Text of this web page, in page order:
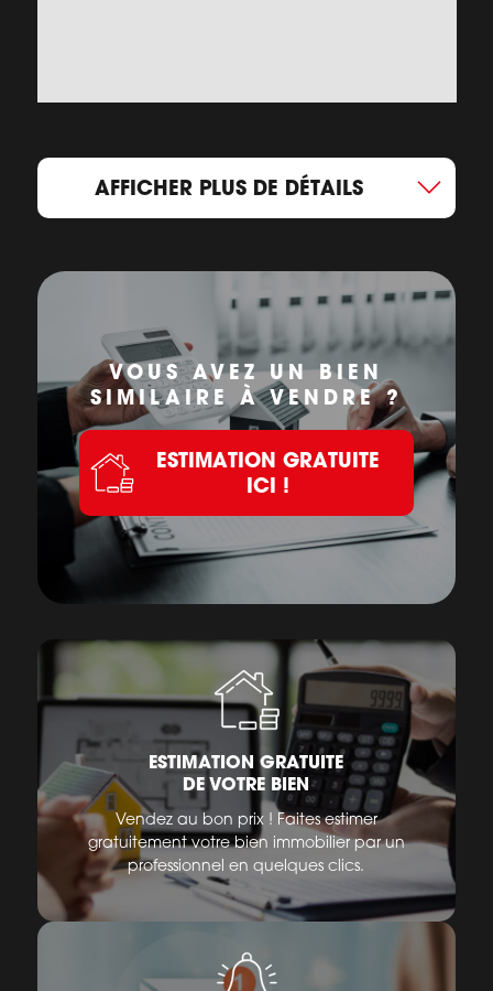
AFFICHER PLUS DE DÉTAILS
VOUS AVEZ UN BIEN
SIMILAIRE À VENDRE ?
ESTIMATION GRATUITE
ICI !
ESTIMATION GRATUITE
DE VOTRE BIEN
Vendez au bon prix ! Faites estimer
gratuitement votre bien immobilier par un
professionnel en quelques clics.